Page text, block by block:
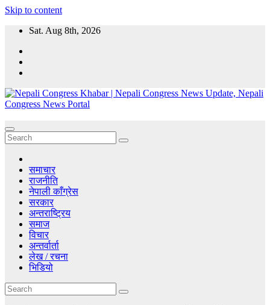
Skip to content
Sat. Aug 8th, 2026
Congress News Portal
News, Nepali Congress News Update, Nepal political parties and
Leaders.
समाचार
राजनीति
नेपाली काँग्रेस
सरकार
अन्तराष्ट्रिय
समाज
विचार
अन्तर्वार्ता
लेख / रचना
भिडियो